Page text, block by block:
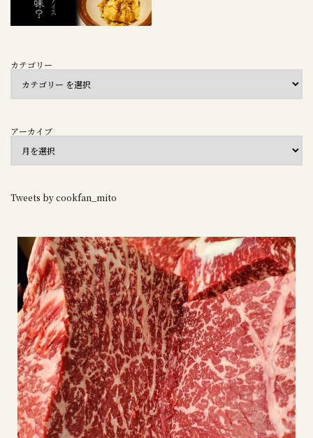
カテゴリー
アーカイブ
Tweets by cookfan_mito